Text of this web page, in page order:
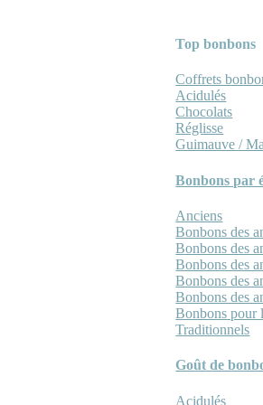
Top bonbons
Coffrets
Acidulés
Chocolats
Réglisse
Guimauve /
Bonbons par
Anciens
Bonbons des
Bonbons des
Bonbons des
Bonbons des
Bonbons des
Bonbons pour
Traditionnels
Goût de
Acidulés